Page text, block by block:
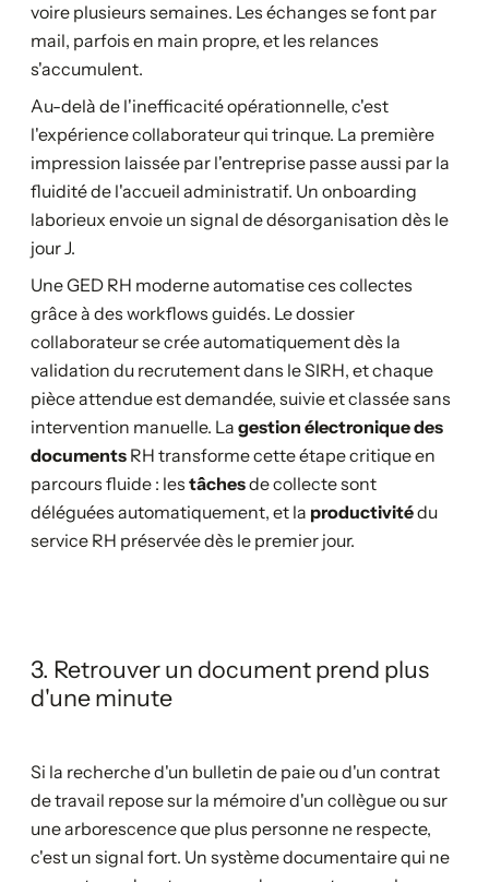
voire plusieurs semaines. Les échanges se font par
mail, parfois en main propre, et les relances
s'accumulent.
Au-delà de l'inefficacité opérationnelle, c'est
l'expérience collaborateur qui trinque. La première
impression laissée par l'entreprise passe aussi par la
fluidité de l'accueil administratif. Un onboarding
laborieux envoie un signal de désorganisation dès le
jour J.
Une GED RH moderne automatise ces collectes
grâce à des workflows guidés. Le dossier
collaborateur se crée automatiquement dès la
validation du recrutement dans le SIRH, et chaque
pièce attendue est demandée, suivie et classée sans
intervention manuelle. La gestion électronique des
documents RH transforme cette étape critique en
parcours fluide : les tâchesde collecte sont
déléguées automatiquement, et la productivitédu
service RH préservée dès le premier jour.
3. Retrouver un document prend plus
d'une minute
Si la recherche d'un bulletin de paie ou d'un contrat
de travail repose sur la mémoire d'un collègue ou sur
une arborescence que plus personne ne respecte,
c'est un signal fort. Un système documentaire qui ne